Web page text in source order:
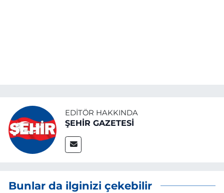
EDITÖR HAKKINDA
ŞEHİR GAZETESİ
Bunlar da ilginizi çekebilir